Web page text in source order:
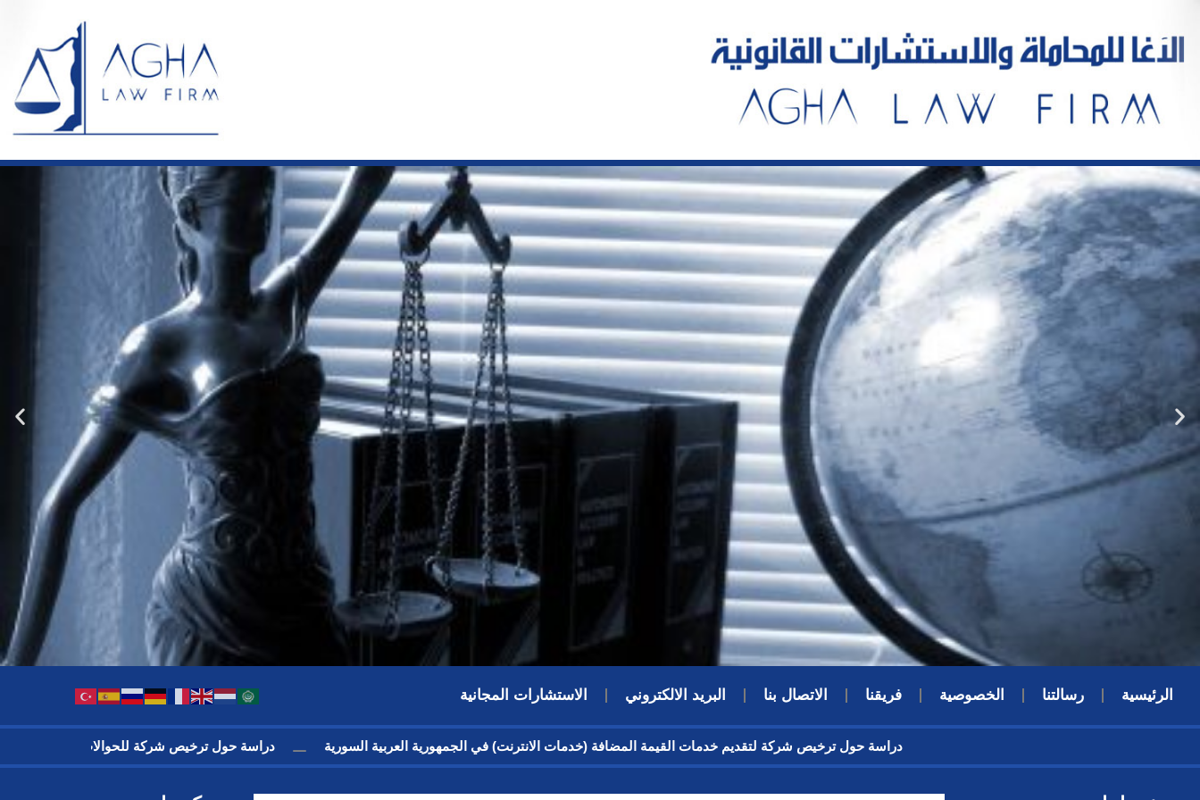
المحتوى
الرئيسية رسالتنا الخصوصية فريقنا الاتصال بنا البريد الالكتروني الاستشارات المجانية
دراسة حول ترخيص شركة لتقديم خدمات القيمة المضافة (خدمات الانترنت) في الجمهورية العربية السورية دراسة حول ترخيص شركة للحوالات الداخلية